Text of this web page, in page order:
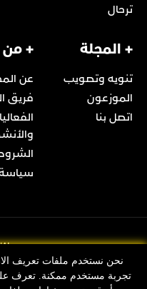
ترحال
+ المجلة
تنويه وتصويب
الموزعون
اتصل بنا
+ من
عن
فريق
نحن نستخدم ملفات تعريف
تجربة مستخدم ممكنة. تعرف